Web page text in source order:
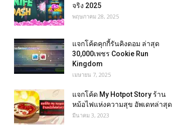
จริง 2025
พฤษภาคม 28, 2025
แจกโค้ดคุกกี้รันคิงดอม ล่าสุด
30,000เพชร Cookie Run
Kingdom
เมษายน 7, 2025
แจกโค้ด My Hotpot Story ร้าน
หม้อไฟแห่งความสุข อัพเดทล่าสุด
มีนาคม 3, 2023